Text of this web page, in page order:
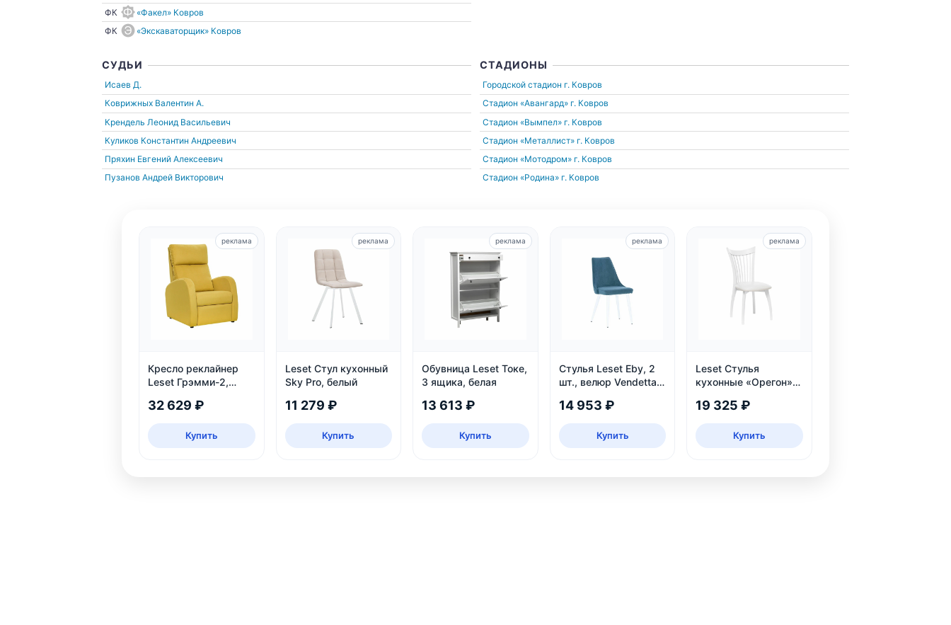
ФК
«Факел» Ковров
ФК
«Экскаваторщик» Ковров
СУДЬИ
Исаев Д.
Коврижных Валентин А.
Крендель Леонид Васильевич
Куликов Константин Андреевич
Пряхин Евгений Алексеевич
Пузанов Андрей Викторович
СТАДИОНЫ
Городской стадион г. Ковров
Стадион «Авангард» г. Ковров
Стадион «Вымпел» г. Ковров
Стадион «Металлист» г. Ковров
Стадион «Мотодром» г. Ковров
Стадион «Родина» г. Ковров
Кресло реклайнер
Leset Грэмми-2,
32 629 ₽
Купить
реклама
Leset Стул кухонный
Sky Pro, белый
11 279 ₽
Купить
реклама
Обувница Leset Токе,
3 ящика, белая
13 613 ₽
Купить
реклама
Стулья Leset Eby, 2
шт., велюр Vendetta
14 953 ₽
Купить
реклама
Leset Стулья
кухонные «Орегон»,
19 325 ₽
Купить
реклама